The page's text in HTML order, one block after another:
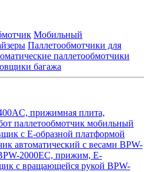
Мобильный
Паллетообмотчики для
паллетообмотчики
багажа
прижимная плита,
паллетообмотчик мобильный
с Е-образной платформой
автоматический с весами BPW-
2000EC, прижим, Е-
с вращающейся рукой BPW-